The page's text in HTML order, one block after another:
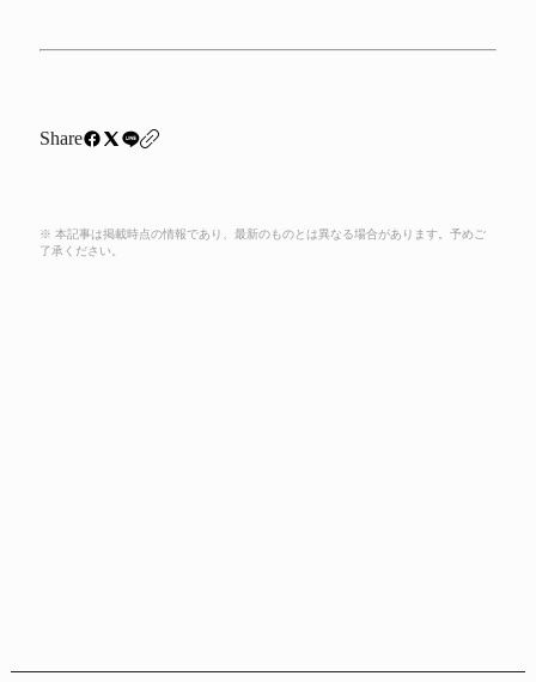
Share
※ 本記事は掲載時点の情報であり、最新のものとは異なる場合があります。予めご
了承ください。